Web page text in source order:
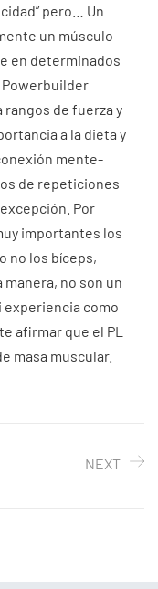
pero… Un
un músculo
en determinados
de fuerza y
a la dieta y
mente-
de repeticiones
Por
importantes los
no los bíceps,
no son un
como
afirmar que el PL
masa muscular.
NEXT